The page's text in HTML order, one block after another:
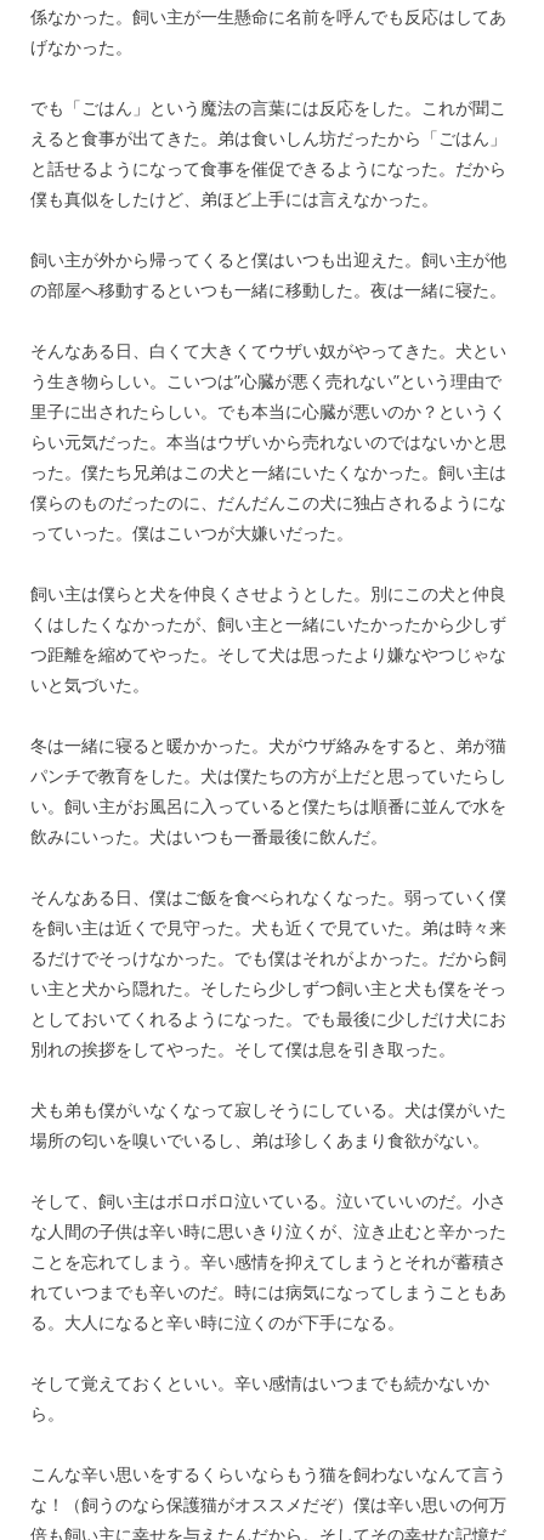
係なかった。飼い主が一生懸命に名前を呼んでも反応はしてあ
げなかった。
でも「ごはん」という魔法の言葉には反応をした。これが聞こ
えると食事が出てきた。弟は食いしん坊だったから「ごはん」
と話せるようになって食事を催促できるようになった。だから
僕も真似をしたけど、弟ほど上手には言えなかった。
飼い主が外から帰ってくると僕はいつも出迎えた。飼い主が他
の部屋へ移動するといつも一緒に移動した。夜は一緒に寝た。
そんなある日、白くて大きくてウザい奴がやってきた。犬とい
う生き物らしい。こいつは”心臓が悪く売れない”という理由で
里子に出されたらしい。でも本当に心臓が悪いのか？というく
らい元気だった。本当はウザいから売れないのではないかと思
った。僕たち兄弟はこの犬と一緒にいたくなかった。飼い主は
僕らのものだったのに、だんだんこの犬に独占されるようにな
っていった。僕はこいつが大嫌いだった。
飼い主は僕らと犬を仲良くさせようとした。別にこの犬と仲良
くはしたくなかったが、飼い主と一緒にいたかったから少しず
つ距離を縮めてやった。そして犬は思ったより嫌なやつじゃな
いと気づいた。
冬は一緒に寝ると暖かかった。犬がウザ絡みをすると、弟が猫
パンチで教育をした。犬は僕たちの方が上だと思っていたらし
い。飼い主がお風呂に入っていると僕たちは順番に並んで水を
飲みにいった。犬はいつも一番最後に飲んだ。
そんなある日、僕はご飯を食べられなくなった。弱っていく僕
を飼い主は近くで見守った。犬も近くで見ていた。弟は時々来
るだけでそっけなかった。でも僕はそれがよかった。だから飼
い主と犬から隠れた。そしたら少しずつ飼い主と犬も僕をそっ
としておいてくれるようになった。でも最後に少しだけ犬にお
別れの挨拶をしてやった。そして僕は息を引き取った。
犬も弟も僕がいなくなって寂しそうにしている。犬は僕がいた
場所の匂いを嗅いでいるし、弟は珍しくあまり食欲がない。
そして、飼い主はボロボロ泣いている。泣いていいのだ。小さ
な人間の子供は辛い時に思いきり泣くが、泣き止むと辛かった
ことを忘れてしまう。辛い感情を抑えてしまうとそれが蓄積さ
れていつまでも辛いのだ。時には病気になってしまうこともあ
る。大人になると辛い時に泣くのが下手になる。
そして覚えておくといい。辛い感情はいつまでも続かないか
ら。
こんな辛い思いをするくらいならもう猫を飼わないなんて言う
な！（飼うのなら保護猫がオススメだぞ）僕は辛い思いの何万
倍も飼い主に幸せを与えたんだから。そしてその幸せな記憶だ